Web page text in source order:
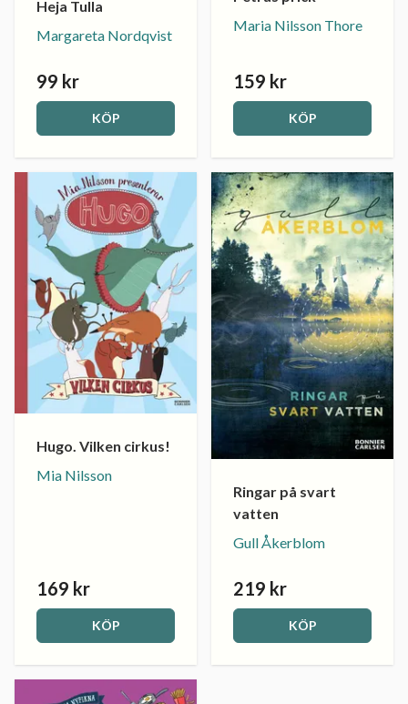
Heja Tulla
Margareta Nordqvist
99 kr
KÖP
Maria Nilsson Thore
159 kr
KÖP
Hugo. Vilken cirkus!
Mia Nilsson
169 kr
KÖP
Ringar på svart
vatten
Gull Åkerblom
219 kr
KÖP